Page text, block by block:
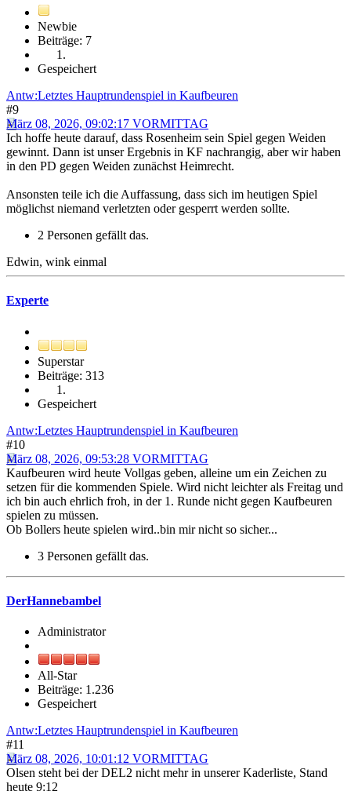
Newbie
Beiträge: 7
Gespeichert
Antw:Letztes Hauptrundenspiel in Kaufbeuren
#9
März 08, 2026, 09:02:17 VORMITTAG
Ich hoffe heute darauf, dass Rosenheim sein Spiel gegen Weiden
gewinnt. Dann ist unser Ergebnis in KF nachrangig, aber wir haben
in den PD gegen Weiden zunächst Heimrecht.
Ansonsten teile ich die Auffassung, dass sich im heutigen Spiel
möglichst niemand verletzten oder gesperrt werden sollte.
2 Personen gefällt das.
Edwin, wink einmal
Experte
Superstar
Beiträge: 313
Gespeichert
Antw:Letztes Hauptrundenspiel in Kaufbeuren
#10
März 08, 2026, 09:53:28 VORMITTAG
Kaufbeuren wird heute Vollgas geben, alleine um ein Zeichen zu
setzen für die kommenden Spiele. Wird nicht leichter als Freitag und
ich bin auch ehrlich froh, in der 1. Runde nicht gegen Kaufbeuren
spielen zu müssen.
Ob Bollers heute spielen wird..bin mir nicht so sicher...
3 Personen gefällt das.
DerHannebambel
Administrator
All-Star
Beiträge: 1.236
Gespeichert
Antw:Letztes Hauptrundenspiel in Kaufbeuren
#11
März 08, 2026, 10:01:12 VORMITTAG
Olsen steht bei der DEL2 nicht mehr in unserer Kaderliste, Stand
heute 9:12